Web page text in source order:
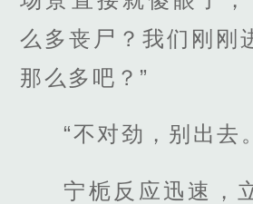
么多丧尸？我们刚刚
那么多吧？”
“不对劲，别出去
宁栀反应迅速，